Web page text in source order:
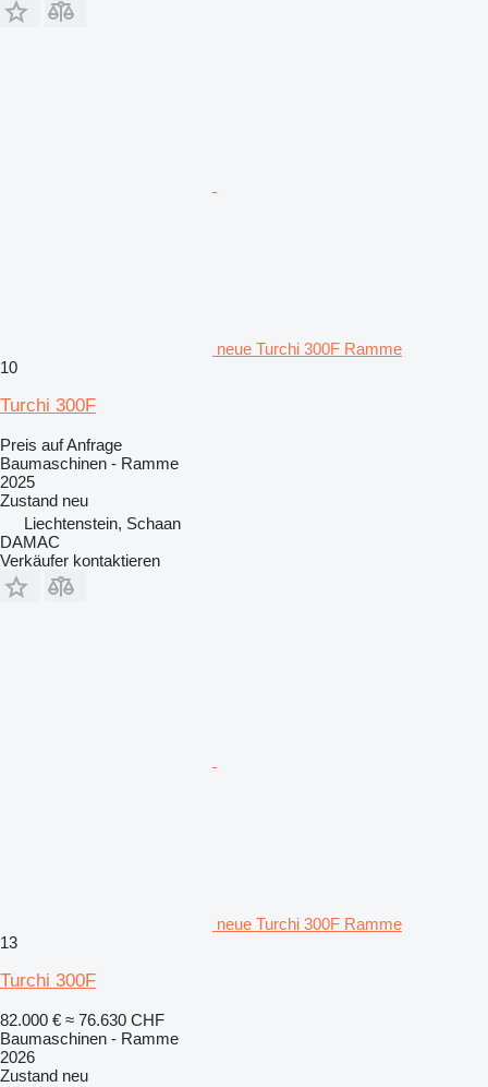
neue Turchi 300F Ramme
10
Turchi 300F
Preis auf Anfrage
Baumaschinen - Ramme
2025
Zustand neu
Liechtenstein, Schaan
DAMAC
Verkäufer kontaktieren
neue Turchi 300F Ramme
13
Turchi 300F
82.000 € ≈ 76.630 CHF
Baumaschinen - Ramme
2026
Zustand neu